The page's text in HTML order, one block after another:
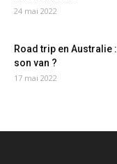
24 mai 2022
Road trip en Australie
son van ?
17 mai 2022